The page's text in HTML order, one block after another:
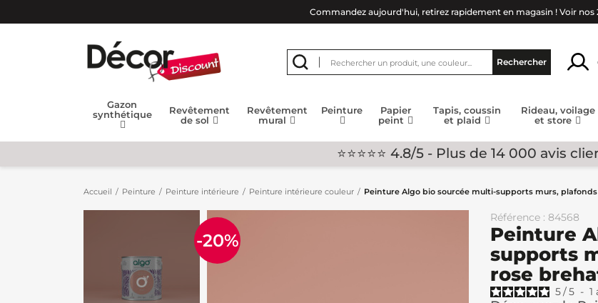
Commandez aujourd'hui, retirez rapidement en magasin ! Voir nos
Rechercher
Gazon
synthétique
Revêtement
de sol
Revêtement
mural
Peinture
Papier
peint
Tapis, coussin
et plaid
Rideau, voilage
et store
⭐⭐⭐⭐⭐ 4.8/5 - Plus de 14 000 avis
Accueil Peinture Peinture intérieure Peinture intérieure couleur Peinture Algo bio sourcée multi-supports murs,
-20%
Référence : 84568
Peinture
supports
rose
5/5 - 1